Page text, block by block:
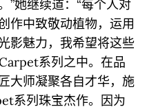
”她继续道：“每个人对
作中致敬动植物，运用
影魅力，我希望将这些
系列之中。在品
大师凝聚各自才华，施
系列珠宝杰作。因为